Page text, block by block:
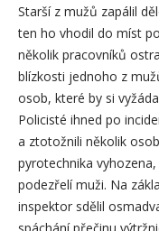
Starší z mužů zapálil
ten ho vhodil do míst
několik pracovníků
blízkosti jednoho z
osob, které by si
Policisté ihned po
a ztotožnili několik
pyrotechnika
podezřelí muži. Na
inspektor sdělil